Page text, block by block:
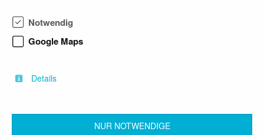
und zählt zu den Wachstumskernen des Landes.
Sie versteht sich als integraler Bestandteil der
im Bewusstsein von Geschichte, Gegenwart und
Notwendig
Google Maps
Details
NUR NOTWENDIGE